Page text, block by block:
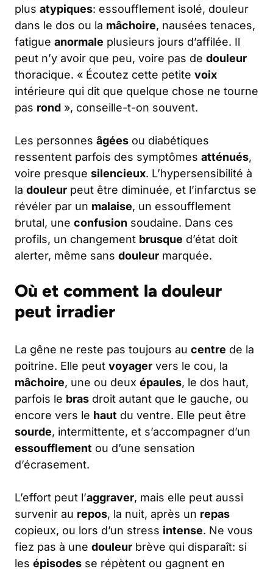
plus atypiques: essoufflement isolé, douleur
dans le dos ou la mâchoire, nausées tenaces,
fatigue anormale plusieurs jours d’affilée. Il
peut n’y avoir que peu, voire pas de douleur
thoracique. « Écoutez cette petite voix
intérieure qui dit que quelque chose ne tourne
pas rond », conseille-t-on souvent.
Les personnes âgées ou diabétiques
ressentent parfois des symptômes atténués,
voire presque silencieux. L’hypersensibilité à
la douleur peut être diminuée, et l’infarctus se
révéler par un malaise, un essoufflement
brutal, une confusion soudaine. Dans ces
profils, un changement brusque d’état doit
alerter, même sans douleur marquée.
Où et comment la douleur
peut irradier
La gêne ne reste pas toujours au centre de la
poitrine. Elle peut voyager vers le cou, la
mâchoire, une ou deux épaules, le dos haut,
parfois le bras droit autant que le gauche, ou
encore vers le haut du ventre. Elle peut être
sourde, intermittente, et s’accompagner d’un
essoufflement ou d’une sensation
d’écrasement.
L’effort peut l’aggraver, mais elle peut aussi
survenir au repos, la nuit, après un repas
copieux, ou lors d’un stress intense. Ne vous
fiez pas à une douleur brève qui disparaît: si
les épisodes se répètent ou gagnent en